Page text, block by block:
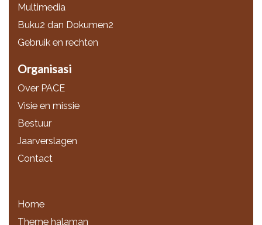
Multimedia
Buku2 dan Dokumen2
Gebruik en rechten
Organisasi
Over PACE
Visie en missie
Bestuur
Jaarverslagen
Contact
Home
Theme halaman